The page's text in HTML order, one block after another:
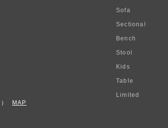
MAP
Sofa
Sectional
Bench
Stool
Kids
Table
Limited